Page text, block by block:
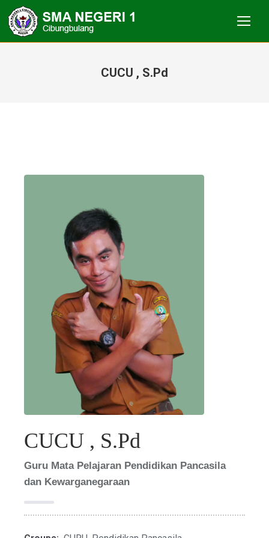
CUCU , S.Pd
CUCU , S.Pd
Guru Mata Pelajaran Pendidikan Pancasila
dan Kewarganegaraan